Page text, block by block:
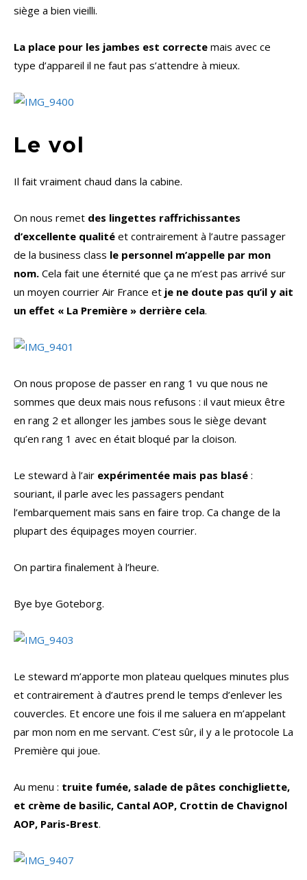
siège a bien vieilli.
La place pour les jambes est correcte mais avec ce
type d’appareil il ne faut pas s’attendre à mieux.
Le vol
Il fait vraiment chaud dans la cabine.
On nous remet des lingettes raffrichissantes
d’excellente qualité et contrairement à l’autre passager
de la business class le personnel m’appelle par mon
nom. Cela fait une éternité que ça ne m’est pas arrivé sur
un moyen courrier Air France et je ne doute pas qu’il y ait
un effet « La Première » derrière cela.
On nous propose de passer en rang 1 vu que nous ne
sommes que deux mais nous refusons : il vaut mieux être
en rang 2 et allonger les jambes sous le siège devant
qu’en rang 1 avec en était bloqué par la cloison.
Le steward à l’air expérimentée mais pas blasé :
souriant, il parle avec les passagers pendant
l’embarquement mais sans en faire trop. Ca change de la
plupart des équipages moyen courrier.
On partira finalement à l’heure.
Bye bye Goteborg.
Le steward m’apporte mon plateau quelques minutes plus
et contrairement à d’autres prend le temps d’enlever les
couvercles. Et encore une fois il me saluera en m’appelant
par mon nom en me servant. C’est sûr, il y a le protocole La
Première qui joue.
Au menu : truite fumée, salade de pâtes conchigliette,
et crème de basilic, Cantal AOP, Crottin de Chavignol
AOP, Paris-Brest.